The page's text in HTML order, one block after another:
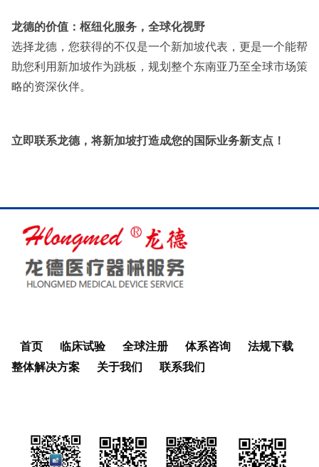
龙德的价值：枢纽化服务，全球化视野
选择龙德，您获得的不仅是一个新加坡代表，更是一个能帮
助您利用新加坡作为跳板，规划整个东南亚乃至全球市场策
略的资深伙伴。
立即联系龙德，将新加坡打造成您的国际业务新支点！
首页 临床试验 全球注册 体系咨询
法规下载
整体解决方案
关于我们 联系我们